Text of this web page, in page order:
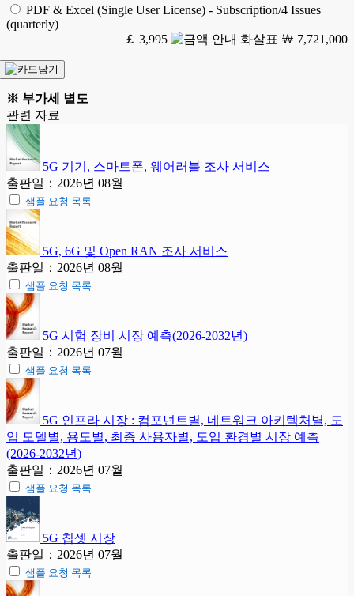
PDF & Excel (Single User License) - Subscription/4 Issues
(quarterly)
￡ 3,995
￦ 7,721,000
※ 부가세 별도
관련 자료
5G 기기, 스마트폰, 웨어러블 조사 서비스
출판일：2026년 08월
샘플 요청 목록
5G, 6G 및 Open RAN 조사 서비스
출판일：2026년 08월
샘플 요청 목록
5G 시험 장비 시장 예측(2026-2032년)
출판일：2026년 07월
샘플 요청 목록
5G 인프라 시장 : 컴포넌트별, 네트워크 아키텍처별, 도
입 모델별, 용도별, 최종 사용자별, 도입 환경별 시장 예측
(2026-2032년)
출판일：2026년 07월
샘플 요청 목록
5G 칩셋 시장
출판일：2026년 07월
샘플 요청 목록